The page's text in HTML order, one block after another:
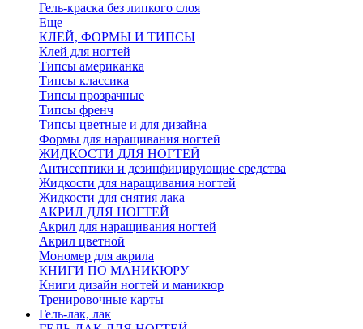
Гель-краска без липкого слоя
Еще
КЛЕЙ, ФОРМЫ И ТИПСЫ
Клей для ногтей
Типсы американка
Типсы классика
Типсы прозрачные
Типсы френч
Типсы цветные и для дизайна
Формы для наращивания ногтей
ЖИДКОСТИ ДЛЯ НОГТЕЙ
Антисептики и дезинфицирующие средства
Жидкости для наращивания ногтей
Жидкости для снятия лака
АКРИЛ ДЛЯ НОГТЕЙ
Акрил для наращивания ногтей
Акрил цветной
Мономер для акрила
КНИГИ ПО МАНИКЮРУ
Книги дизайн ногтей и маникюр
Тренировочные карты
Гель-лак, лак